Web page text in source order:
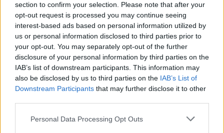
section to confirm your selection. Please note that after your
opt-out request is processed you may continue seeing
interest-based ads based on personal information utilized by
us or personal information disclosed to third parties prior to
your opt-out. You may separately opt-out of the further
disclosure of your personal information by third parties on the
IAB’s list of downstream participants. This information may
also be disclosed by us to third parties on the IAB’s List of
Downstream Participants that may further disclose it to other
Please note that this website/app uses one or more Google
Personal Data Processing Opt Outs
Kövess minket, és értesülj a friss hírekről a
Facebookon is!
Követem